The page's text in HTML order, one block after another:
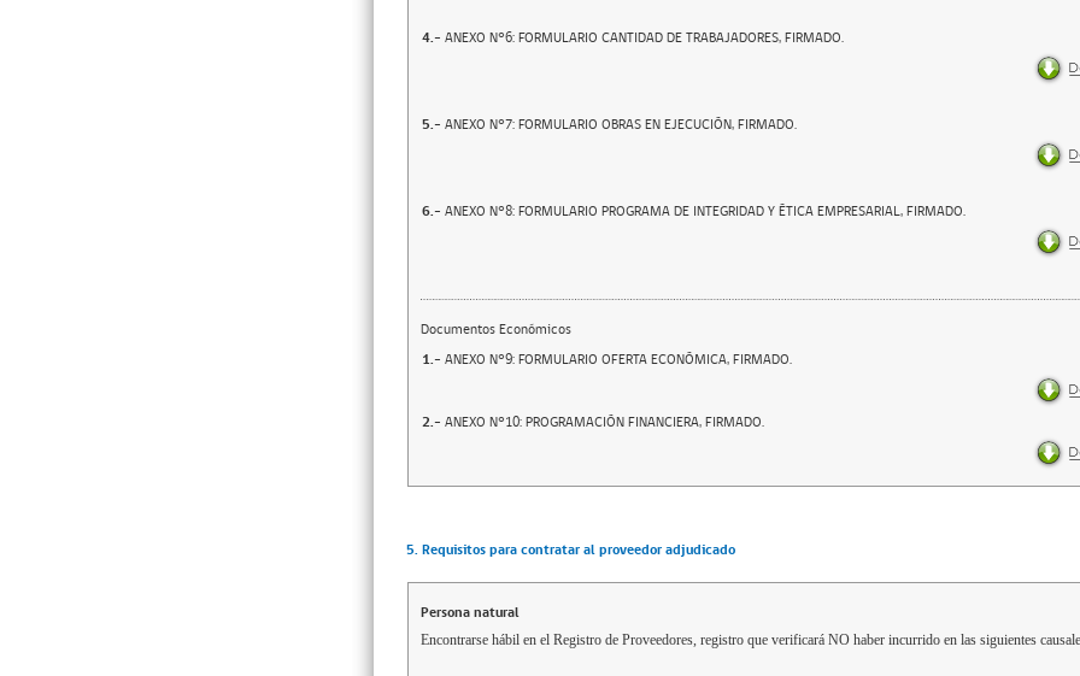
4.- ANEXO N°6: FORMULARIO CANTIDAD DE TRABAJADORES, FIRMADO.
5.- ANEXO N°7: FORMULARIO OBRAS EN EJECUCIÓN, FIRMADO.
6.- ANEXO N°8: FORMULARIO PROGRAMA DE INTEGRIDAD Y ÉTICA EMPRESARIAL, FIRMADO.
Documentos Económicos
1.- ANEXO N°9: FORMULARIO OFERTA ECONÓMICA, FIRMADO.
2.- ANEXO N°10: PROGRAMACIÓN FINANCIERA, FIRMADO.
5. Requisitos para contratar al proveedor adjudicado
Persona natural
Encontrarse hábil en el Registro de Proveedores, registro que verificará NO haber incurrido en las siguientes